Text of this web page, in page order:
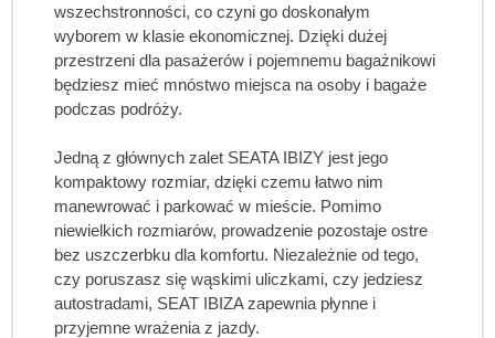
wszechstronności, co czyni go doskonałym
wyborem w klasie ekonomicznej. Dzięki dużej
przestrzeni dla pasażerów i pojemnemu bagażnikowi
będziesz mieć mnóstwo miejsca na osoby i bagaże
podczas podróży.
Jedną z głównych zalet SEATA IBIZY jest jego
kompaktowy rozmiar, dzięki czemu łatwo nim
manewrować i parkować w mieście. Pomimo
niewielkich rozmiarów, prowadzenie pozostaje ostre
bez uszczerbku dla komfortu. Niezależnie od tego,
czy poruszasz się wąskimi uliczkami, czy jedziesz
autostradami, SEAT IBIZA zapewnia płynne i
przyjemne wrażenia z jazdy.